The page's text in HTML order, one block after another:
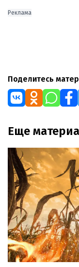
Реклама
Поделитесь
Еще